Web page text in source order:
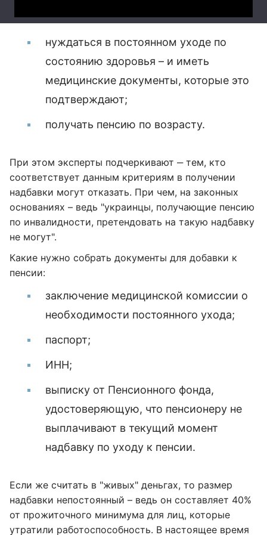
нуждаться в постоянном уходе по
состоянию здоровья – и иметь
медицинские документы, которые это
подтверждают;
получать пенсию по возрасту.
При этом эксперты подчеркивают ‒ тем, кто
соответствует данным критериям в получении
надбавки могут отказать. При чем, на законных
основаниях – ведь "украинцы, получающие пенсию
по инвалидности, претендовать на такую надбавку
не могут".
Какие нужно собрать документы для добавки к
пенсии:
заключение медицинской комиссии о
необходимости постоянного ухода;
паспорт;
ИНН;
выписку от Пенсионного фонда,
удостоверяющую, что пенсионеру не
выплачивают в текущий момент
надбавку по уходу к пенсии.
Если же считать в "живых" деньгах, то размер
надбавки непостоянный – ведь он составляет 40%
от прожиточного минимума для лиц, которые
утратили работоспособность. В настоящее время